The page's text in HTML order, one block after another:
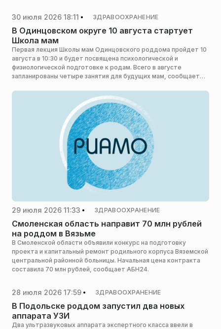
30 июля 2026 18:11 ЗДРАВООХРАНЕНИЕ
В Одинцовском округе 10 августа стартует
Школа мам
Первая лекция Школы мам Одинцовского роддома пройдет 10
августа в 10:30 и будет посвящена психологической и
физиологической подготовке к родам. Всего в августе
запланированы четыре занятия для будущих мам, сообщает
29 июля 2026 11:33 ЗДРАВООХРАНЕНИЕ
Смоленская область направит 70 млн рублей
на роддом в Вязьме
В Смоленской области объявили конкурс на подготовку
проекта и капитальный ремонт родильного корпуса Вяземской
центральной районной больницы. Начальная цена контракта
составила 70 млн рублей, сообщает АБН24.
28 июля 2026 17:59 ЗДРАВООХРАНЕНИЕ
В Подольске роддом запустил два новых
аппарата УЗИ
Два ультразвуковых аппарата экспертного класса ввели в